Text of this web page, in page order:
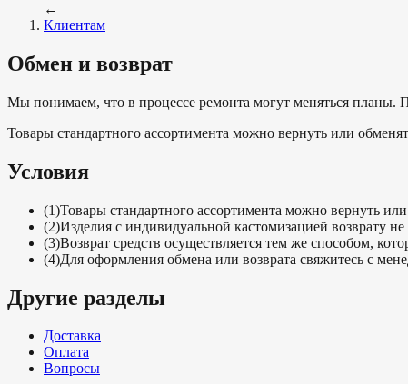
←
Клиентам
Обмен и возврат
Мы понимаем, что в процессе ремонта могут меняться планы.
Товары стандартного ассортимента можно вернуть или
Условия
(1)Товары стандартного ассортимента можно вернуть
(2)Изделия с индивидуальной кастомизацией возврату
(3)Возврат средств осуществляется тем же способом,
(4)Для оформления обмена или возврата свяжитесь с
Другие разделы
Доставка
Оплата
Вопросы